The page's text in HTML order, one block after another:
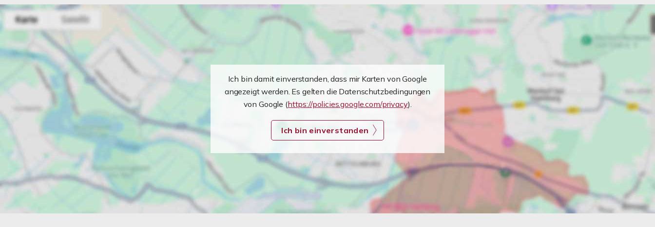
Ich bin damit einverstanden, dass mir Karten von Google
angezeigt werden. Es gelten die Datenschutzbedingungen
von Google (https://policies.google.com/privacy).
Ich bin einverstanden